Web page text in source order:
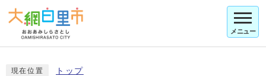
メニュー
現在位置 トップ